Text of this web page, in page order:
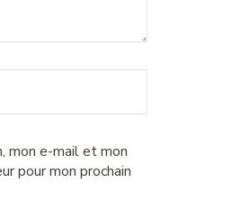
mon e-mail et mon
pour mon prochain